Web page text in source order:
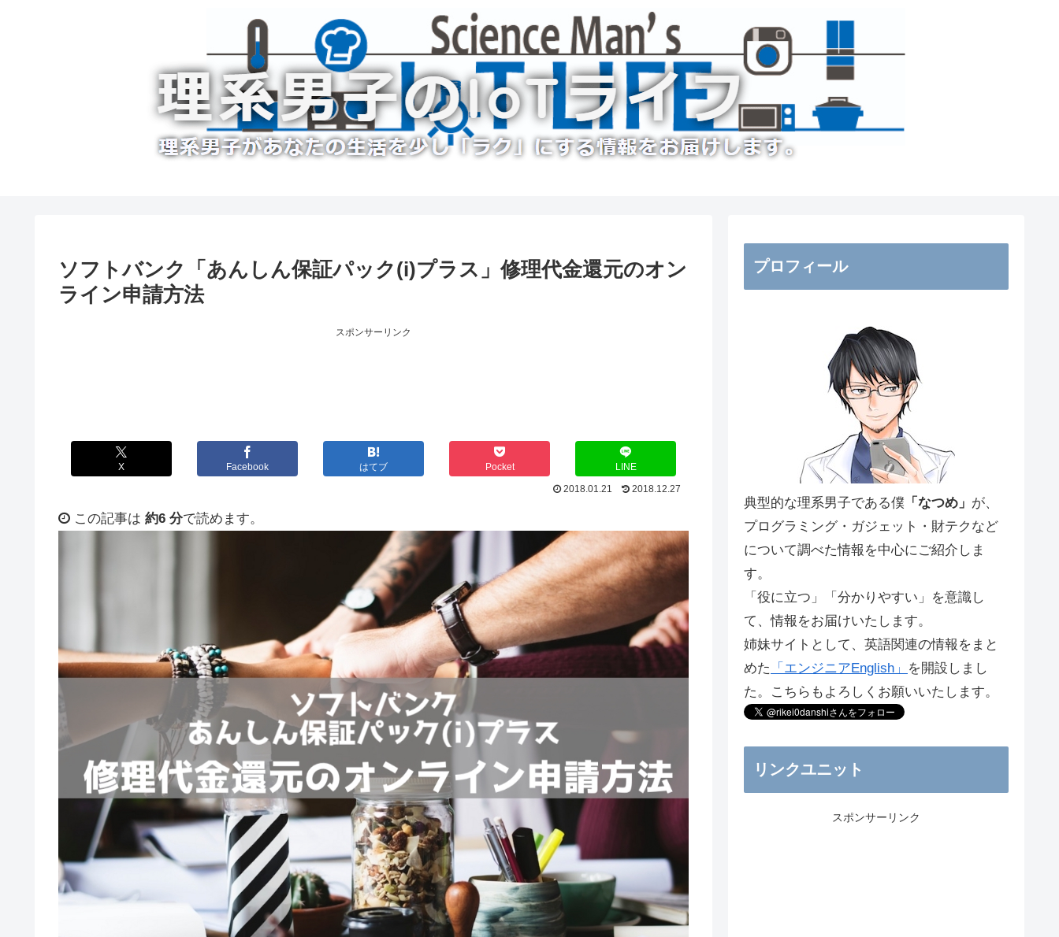
ソフトバンク「あんしん保証パック(i)プラス」修理代金還元のオン
ライン申請方法
スポンサーリンク
X Facebook はてブ Pocket
LINE
2018.01.21
2018.12.27
この記事は 約6 分で読めます。
プロフィール
典型的な理系男子である僕 「なつめ」 が、
プログラミング・ガジェット・財テクなど
について調べた情報を中心にご紹介しま
す。
「役に立つ」「分かりやすい」を意識し
て、情報をお届けいたします。
姉妹サイトとして、英語関連の情報をまと
めた
「エンジニアEnglish」
を開設しまし
た。こちらもよろしくお願いいたします。
リンクユニット
スポンサーリンク